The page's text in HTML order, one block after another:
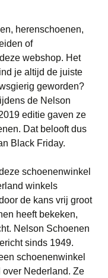
herenschoenen,
of
webshop. Het
je altijd de juiste
geworden?
de Nelson
editie gaven ze
Dat belooft dus
Black Friday.
schoenenwinkel
winkels
de kans vrij groot
heeft bekeken,
Nelson Schoenen
sinds 1949.
schoenenwinkel
over Nederland. Ze